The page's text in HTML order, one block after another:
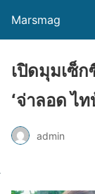
Marsmag
เปิดมุมเซ็
‘จ่าลอด ไ
admin